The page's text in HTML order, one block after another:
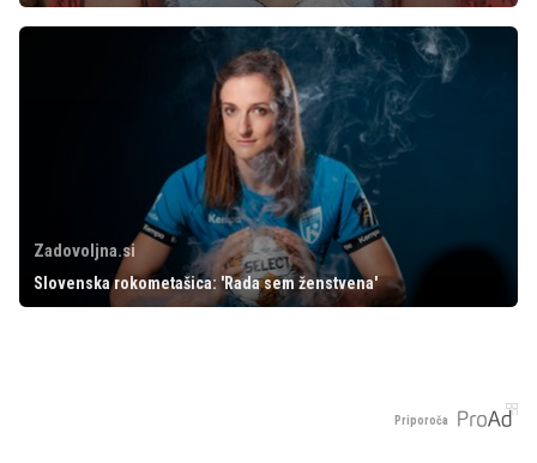
Zadovoljna.si
Slovenska rokometašica: 'Rada sem ženstvena'
Priporoča